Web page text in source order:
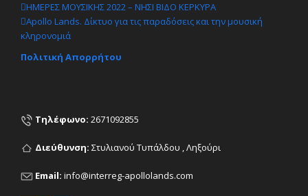
ΗΜΕΡΕΣ ΜΟΥΣΙΚΗΣ 2022 – ΝΗΣΙ ΒΙΔΟ ΚΕΡΚΥΡΑ
Apollo Lands. Δίκτυο για τις παραδόσεις και την μουσική
κληρονομιά
Πολιτική Απορρήτου
Τηλέφωνο: 2671092855
Διεύθυνση: Στυλιανού Τυπάλδου , Ληξούρι
Email: info@interreg-apollolands.com